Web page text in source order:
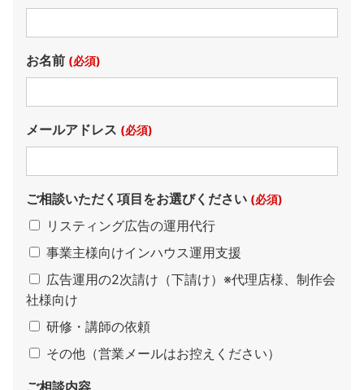
お名前 (必須)
メールアドレス (必須)
ご相談いただく項目をお選びください (必須)
リスティング広告の運用代行
事業主様向けインハウス運用支援
広告運用の2次請け（下請け）※代理店様、制作会
社様向け
研修・講師の依頼
その他（営業メールはお控えください）
ご相談内容